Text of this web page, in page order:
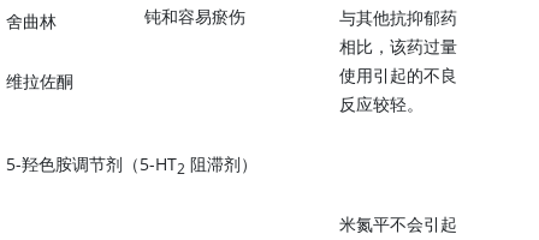
舍曲林
维拉佐酮
钝和容易瘀伤
与其他抗抑郁药
相比，该药过量
使用引起的不良
反应较轻。
5-羟色胺调节剂（5-HT2 阻滞剂）
米氮平不会引起